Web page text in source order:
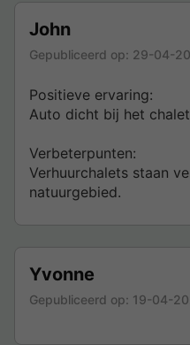
John
Gepubliceerd op: 29-04-
Positieve ervaring:
Auto dicht bij het
Verbeterpunten:
Verhuurchalets staan
natuurgebied.
Yvonne
Gepubliceerd op: 19-04-